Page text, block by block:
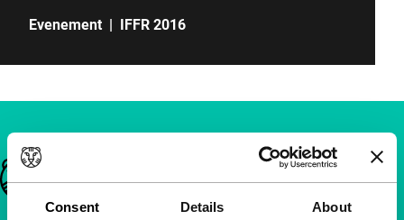
Consent Details About
Evenement | IFFR 2016
Belangrijke links